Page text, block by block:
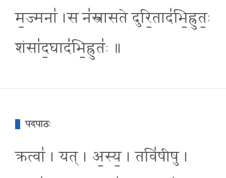
म॒ज्मना॑ ।स न॑स्त्रासते दुरि॒ताद॑भि॒ह्रुत॒ः
शंसा॑द॒घाद॑भि॒ह्रुतः॑ ॥
पदपाठः
क्रत्वा॑ । यत् । अ॒स्य॒ । तवि॑षीषु ।